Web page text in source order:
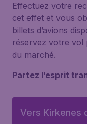
Effectuez votre
cet effet et vous
billets d’avions
réservez votre vol
du marché.
Partez l’esprit
Vers Kirkenes